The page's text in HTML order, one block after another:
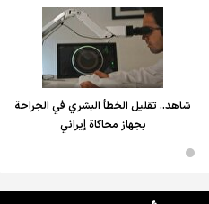
شاهد.. تقليل الخطأ البشري في الجراحة
بجهاز محاكاة إيراني